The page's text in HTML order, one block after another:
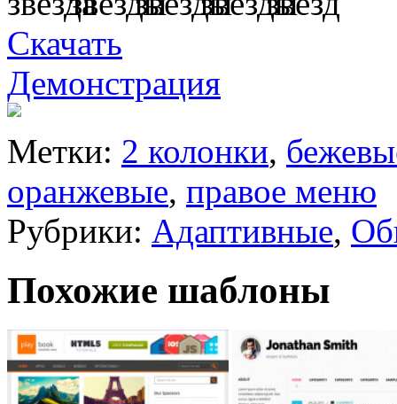
Скачать
Демонстрация
Метки: 2 колонки,
оранжевые, правое меню
Рубрики: Адаптивные,
Похожие шаблоны